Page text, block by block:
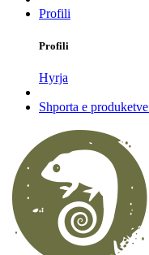
Profili
Profili
Hyrja
Shporta e produketve